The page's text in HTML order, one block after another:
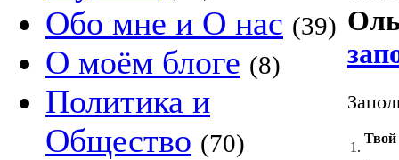
Обо мне и О нас (39)
О моём блоге (8)
Политика и
Общество (70) 1.
Твой